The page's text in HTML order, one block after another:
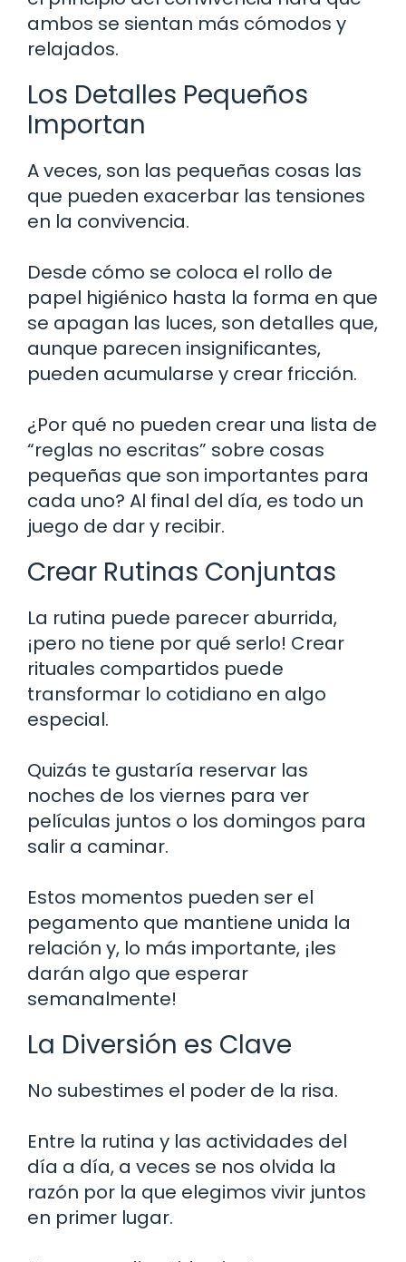
ambos se sientan más cómodos y
relajados.
Los Detalles Pequeños
Importan
A veces, son las pequeñas cosas las
que pueden exacerbar las tensiones
en la convivencia.
Desde cómo se coloca el rollo de
papel higiénico hasta la forma en que
se apagan las luces, son detalles que,
aunque parecen insignificantes,
pueden acumularse y crear fricción.
¿Por qué no pueden crear una lista de
“reglas no escritas” sobre cosas
pequeñas que son importantes para
cada uno? Al final del día, es todo un
juego de dar y recibir.
Crear Rutinas Conjuntas
La rutina puede parecer aburrida,
¡pero no tiene por qué serlo! Crear
rituales compartidos puede
transformar lo cotidiano en algo
especial.
Quizás te gustaría reservar las
noches de los viernes para ver
películas juntos o los domingos para
salir a caminar.
Estos momentos pueden ser el
pegamento que mantiene unida la
relación y, lo más importante, ¡les
darán algo que esperar
semanalmente!
La Diversión es Clave
No subestimes el poder de la risa.
Entre la rutina y las actividades del
día a día, a veces se nos olvida la
razón por la que elegimos vivir juntos
en primer lugar.